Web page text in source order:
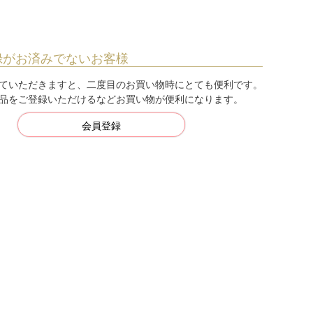
がお済みでないお客様
いただきますと、二度目のお買い物時にとても便利です。
をご登録いただけるなどお買い物が便利になります。
会員登録